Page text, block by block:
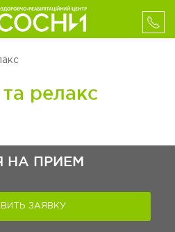
релакс
НА ПРИЕМ
ЗАЯВКУ